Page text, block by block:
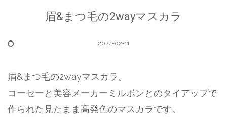
眉&まつ毛の2wayマスカラ
2024-02-11
眉&まつ毛の2wayマスカラ。
コーセーと美容メーカーミルボンとのタイアップで
作られた見たまま高発色のマスカラです。